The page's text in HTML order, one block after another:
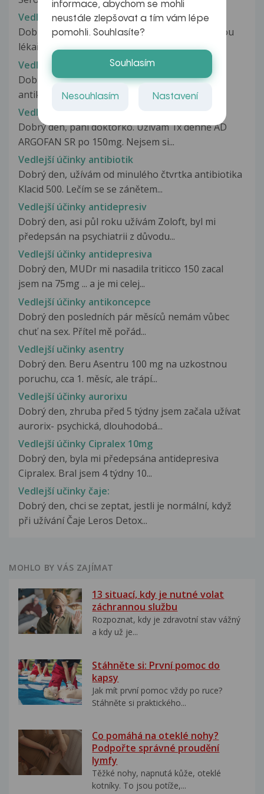
Vedlejší účinky
Dobrý den, před dvěma měsíci mi byly praktickou
lékařkou nasazeny prášky...
Vedlejší učinky
Dobrý den, za jak dlouho se po užívání
antikoncepce dostaví vedlejší učinky?
Vedlejší účinky AD
Dobrý den, paní doktorko. Užívám 1x denně AD
ARGOFAN SR po 150mg. Nejsem si...
Vedlejší účinky antibiotik
Dobrý den, užívám od minulého čtvrtka antibiotika
Klacid 500. Lečím se se zánětem...
Vedlejší účinky antidepresiv
Dobrý den, asi půl roku užívám Zoloft, byl mi
předepsán na psychiatrii z důvodu...
Vedlejší účinky antidepresiva
Dobrý den, MUDr mi nasadila triticco 150 zacal
jsem na 75mg ... a je mi celej...
Vedlejší účinky antikoncepce
Dobrý den posledních pár měsíců nemám vůbec
chuť na sex. Přítel mě pořád...
Vedlejší učinky asentry
Dobrý den. Beru Asentru 100 mg na uzkostnou
poruchu, cca 1. měsíc, ale trápí...
Vedlejší účinky aurorixu
Dobrý den, zhruba před 5 týdny jsem začala užívat
aurorix- psychická, dlouhodobá...
Vedlejší účinky Cipralex 10mg
Dobrý den, byla mi předepsána antidepresiva
Cipralex. Bral jsem 4 týdny 10...
Vedlejší učinky čaje:
Dobrý den, chci se zeptat, jestli je normální, když
při užívání Čaje Leros Detox...
MOHLO BY VÁS ZAJÍMAT
13 situací, kdy je nutné volat
záchrannou službu
Rozpoznat, kdy je zdravotní stav vážný
a kdy už je...
Stáhněte si: První pomoc do
kapsy
Jak mít první pomoc vždy po ruce?
Stáhněte si praktického...
Co pomáhá na oteklé nohy?
Podpořte správné proudění
lymfy
Těžké nohy, napnutá kůže, oteklé
kotníky. To jsou potíže,...
informace, abychom se mohli
neustále zlepšovat a tím vám lépe
pomohli. Souhlasíte?
Souhlasím
Nesouhlasím Nastavení